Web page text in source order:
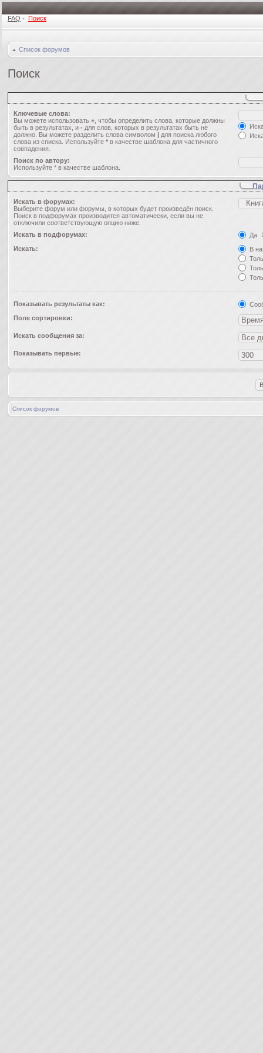
FAQ • Поиск
Список форумов
Поиск
Ключевые слова:
Вы можете использовать + , чтобы определить слова, которые должны
быть в результатах, и - для слов, которых в результатах быть не
должно. Вы можете разделить слова символом | для поиска любого
слова из списка. Используйте * в качестве шаблона для частичного
совпадения.
Поиск по автору:
Используйте * в качестве шаблона.
Искать в форумах:
Выберите форум или форумы, в которых будет произведён поиск.
Поиск в подфорумах производится автоматически, если вы не
отключили соответствующую опцию ниже.
Искать в подфорумах:
Да
Искать:
В
Показывать результаты как:
Поле сортировки:
Искать сообщения за:
Показывать первые:
Список форумов